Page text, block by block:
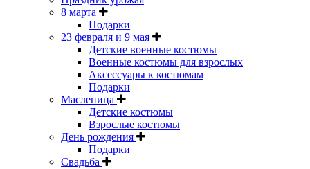
8 марта
Подарки
23 февраля и 9 мая
Детские военные костюмы
Военные костюмы для взрослых
Аксессуары к костюмам
Подарки
Масленица
Детские костюмы
Взрослые костюмы
День рождения
Подарки
Свадьба